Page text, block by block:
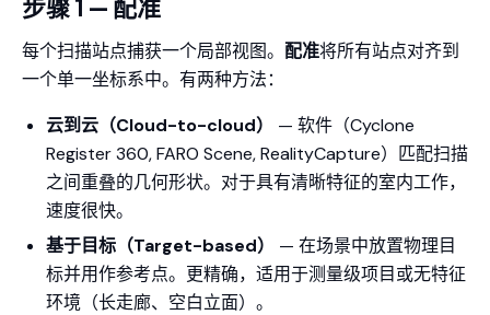
步骤 1 — 配准
每个扫描站点捕获一个局部视图。 配准将所有站点对齐到
一个单一坐标系中。有两种方法：
云到云（Cloud-to-cloud）
— 软件（Cyclone
Register 360, FARO Scene, RealityCapture）匹配扫描
之间重叠的几何形状。对于具有清晰特征的室内工作，
速度很快。
基于目标（Target-based）
— 在场景中放置物理目
标并用作参考点。更精确，适用于测量级项目或无特征
环境（长走廊、空白立面）。